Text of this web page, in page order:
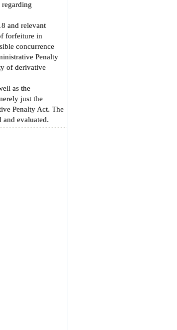
and relevant
forfeiture in
concurrence
Penalty
of derivative
as the
just the
Penalty Act. The
evaluated.